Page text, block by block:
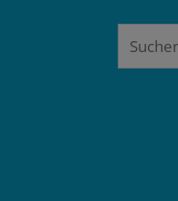
Suchen